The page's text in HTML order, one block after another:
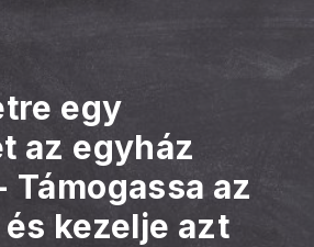
egy
az egyház
Támogassa az
kezelje azt